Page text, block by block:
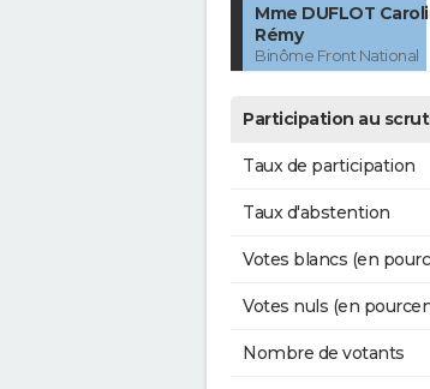
Mme DUFLOT
Rémy
Binôme Front National
Participation au
Taux de participation
Taux d'abstention
Votes blancs (en
Votes nuls (en
Nombre de votants